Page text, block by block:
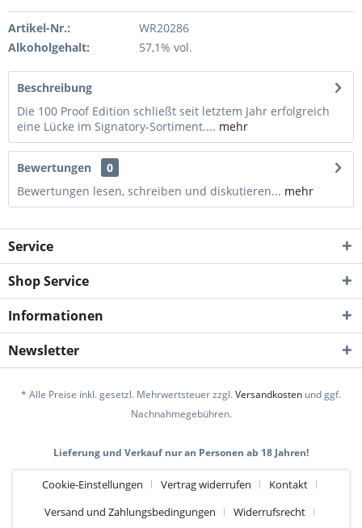
Artikel-Nr.:
WR20286
Alkoholgehalt:
57,1% vol.
Beschreibung
Die 100 Proof Edition schließt seit letztem Jahr erfolgreich
eine Lücke im Signatory-Sortiment.... mehr
Bewertungen
0
Bewertungen lesen, schreiben und diskutieren... mehr
Service
Shop Service
Informationen
Newsletter
* Alle Preise inkl. gesetzl. Mehrwertsteuer zzgl.Versandkosten und ggf.
Nachnahmegebühren.
Lieferung und Verkauf nur an Personen ab 18 Jahren!
Cookie-Einstellungen Vertrag widerrufen
Kontakt
Versand und Zahlungsbedingungen
Widerrufsrecht